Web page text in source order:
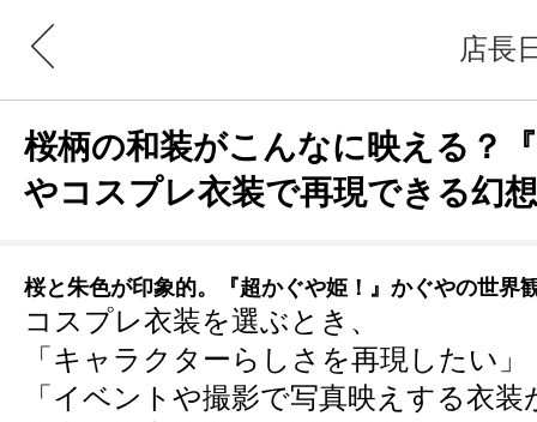
店長
桜柄の和装がこんなに映える？
やコスプレ衣装で再現できる幻
桜と朱色が印象的。『超かぐや姫！』かぐやの世界
コスプレ衣装を選ぶとき、
「キャラクターらしさを再現したい」
「イベントや撮影で写真映えする衣装